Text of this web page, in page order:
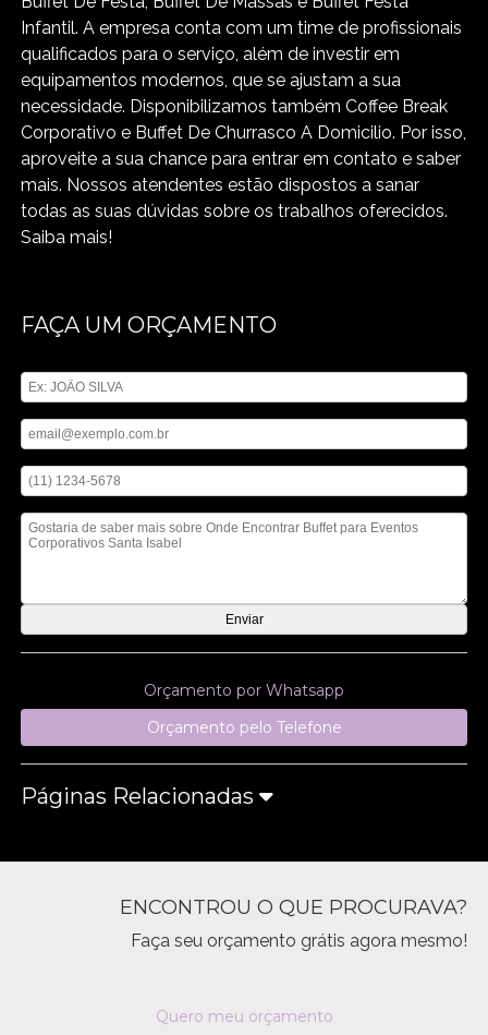
Infantil. A empresa conta com um time de profissionais
qualificados para o serviço, além de investir em
equipamentos modernos, que se ajustam a sua
necessidade. Disponibilizamos também Coffee Break
Corporativo e Buffet De Churrasco A Domicilio. Por isso,
aproveite a sua chance para entrar em contato e saber
mais. Nossos atendentes estão dispostos a sanar
todas as suas dúvidas sobre os trabalhos oferecidos.
Saiba mais!
FAÇA UM ORÇAMENTO
Orçamento por Whatsapp
Orçamento pelo Telefone
Páginas Relacionadas
ENCONTROU O QUE PROCURAVA?
Faça seu orçamento grátis agora mesmo!
Quero meu orçamento